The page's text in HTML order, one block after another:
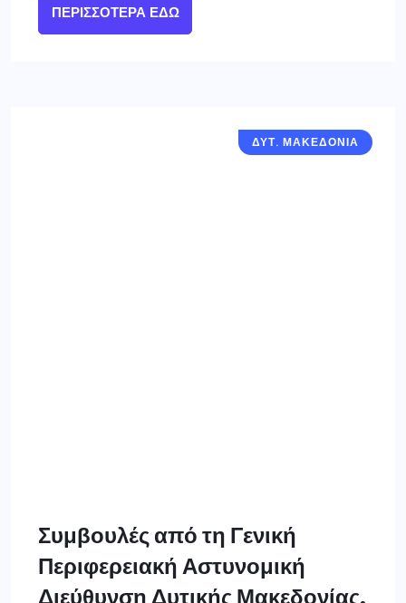
ΠΕΡΙΣΣΌΤΕΡΑ ΕΔΏ
ΔΥΤ. ΜΑΚΕΔΟΝΙΑ
Συμβουλές από τη Γενική
Περιφερειακή Αστυνομική
Διεύθυνση Δυτικής Μακεδονίας,